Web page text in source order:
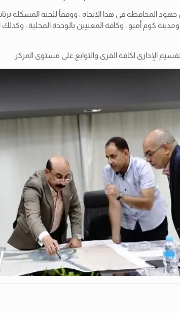
المحافظة فى هذا الاتجاه ، ووفقاً للجنة المشكلة
كوم أمبو ، وكافة المعنيين بالوحدة المحلية ،
الإدارى لكافة القرى والتوابع على مستوى المركز.